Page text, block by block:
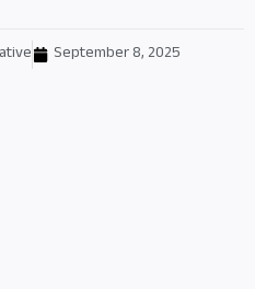
September 8, 2025